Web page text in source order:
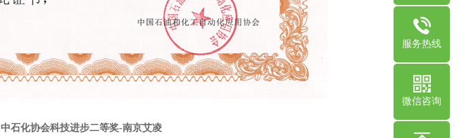
中石化协会科技进步二等奖-南京艾凌
服务热线
微信咨询